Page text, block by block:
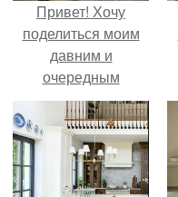
Привет! Хочу
поделиться моим
давним и
очередным
неопубликованным
проектом.